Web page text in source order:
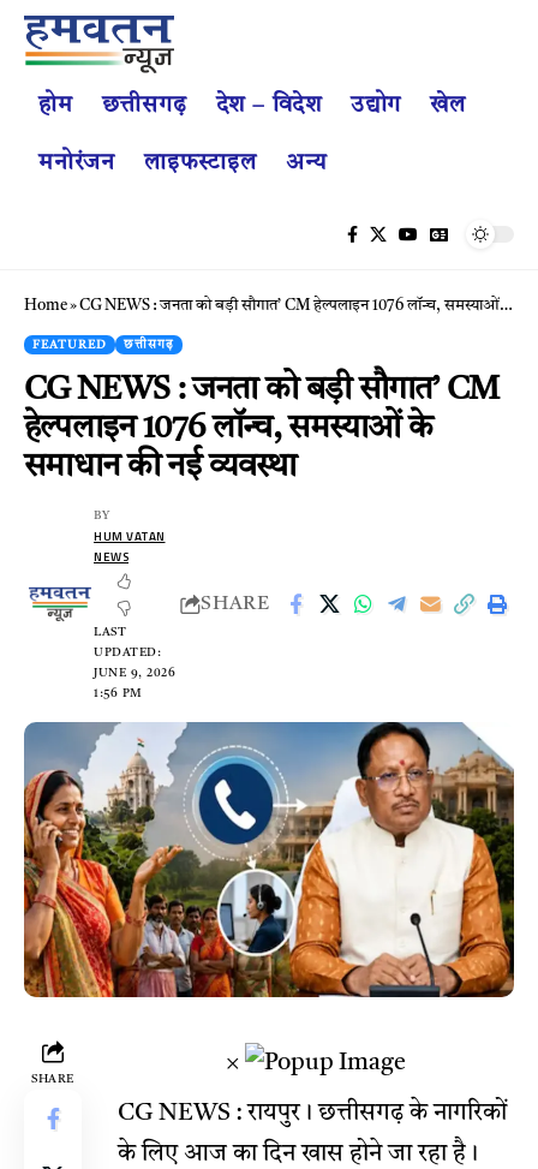
होम छत्तीसगढ़ देश – विदेश उद्योग खेल
मनोरंजन लाइफस्टाइल अन्य
Home»CG NEWS : जनता को बड़ी सौगात’ CM हेल्पलाइन 1076 लॉन्च, समस्याओं के समाधान की नई व्यवस्था
FEATURED छत्तीसगढ़
CG NEWS : जनता को बड़ी सौगात’ CM
हेल्पलाइन 1076 लॉन्च, समस्याओं के
समाधान की नई व्यवस्था
LAST
UPDATED:
JUNE 9, 2026
1:56 PM
BY
HUM VATAN
NEWS
SHARE
SHARE
×
CG NEWS : रायपुर। छत्तीसगढ़ के नागरिकों
के लिए आज का दिन खास होने जा रहा है।